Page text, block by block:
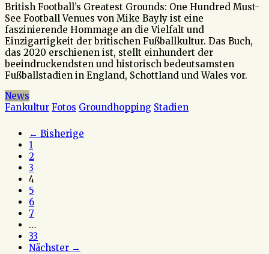
British Football’s Greatest Grounds: One Hundred Must-
See Football Venues von Mike Bayly ist eine
faszinierende Hommage an die Vielfalt und
Einzigartigkeit der britischen Fußballkultur. Das Buch,
das 2020 erschienen ist, stellt einhundert der
beeindruckendsten und historisch bedeutsamsten
Fußballstadien in England, Schottland und Wales vor.
News
Fankultur Fotos Groundhopping Stadien
Posts
navigation
← Bisherige
1
2
3
4
5
6
7
…
33
Nächster →